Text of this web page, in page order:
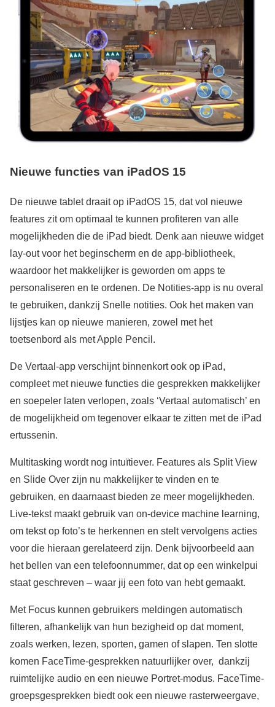
Nieuwe functies van iPadOS 15
De nieuwe tablet draait op iPadOS 15, dat vol nieuwe
features zit om optimaal te kunnen profiteren van alle
mogelijkheden die de iPad biedt. Denk aan nieuwe widget
lay-out voor het beginscherm en de app-bibliotheek,
waardoor het makkelijker is geworden om apps te
personaliseren en te ordenen. De Notities-app is nu overal
te gebruiken, dankzij Snelle notities. Ook het maken van
lijstjes kan op nieuwe manieren, zowel met het
toetsenbord als met Apple Pencil.
De Vertaal-app verschijnt binnenkort ook op iPad,
compleet met nieuwe functies die gesprekken makkelijker
en soepeler laten verlopen, zoals ‘Vertaal automatisch’ en
de mogelijkheid om tegenover elkaar te zitten met de iPad
ertussenin.
Multitasking wordt nog intuïtiever. Features als Split View
en Slide Over zijn nu makkelijker te vinden en te
gebruiken, en daarnaast bieden ze meer mogelijkheden.
Live-tekst maakt gebruik van on-device machine learning,
om tekst op foto’s te herkennen en stelt vervolgens acties
voor die hieraan gerelateerd zijn. Denk bijvoorbeeld aan
het bellen van een telefoonnummer, dat op een winkelpui
staat geschreven – waar jij een foto van hebt gemaakt.
Met Focus kunnen gebruikers meldingen automatisch
filteren, afhankelijk van hun bezigheid op dat moment,
zoals werken, lezen, sporten, gamen of slapen. Ten slotte
komen FaceTime-gesprekken natuurlijker over, dankzij
ruimtelijke audio en een nieuwe Portret-modus. FaceTime-
groepsgesprekken biedt ook een nieuwe rasterweergave,